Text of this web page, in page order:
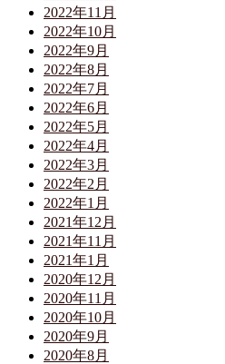
2022年11月
2022年10月
2022年9月
2022年8月
2022年7月
2022年6月
2022年5月
2022年4月
2022年3月
2022年2月
2022年1月
2021年12月
2021年11月
2021年1月
2020年12月
2020年11月
2020年10月
2020年9月
2020年8月